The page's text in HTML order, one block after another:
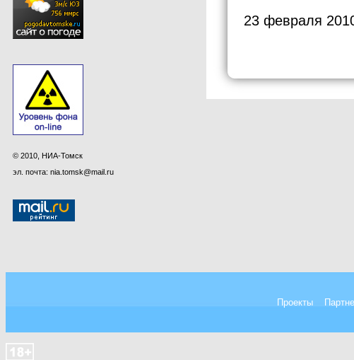
© 2010, НИА-Томск
эл. почта: nia.tomsk@mail.ru
23 февраля
Проекты